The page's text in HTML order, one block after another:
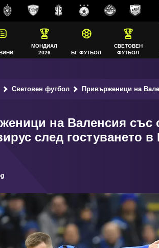
МОНДИАЛ
2026
БГ ФУТБОЛ
СВЕТОВЕН
ФУТБОЛ
Световен футбол Привърженици на Валенсия
на Валенсия със
след гостуването